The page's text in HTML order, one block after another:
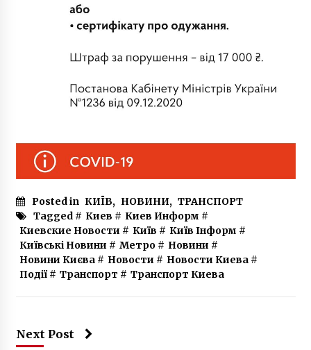
Posted in КИЇВ, НОВИНИ, ТРАНСПОРТ
Tagged # Киев # Киев Информ #
Киевские Новости # Київ # Київ Інформ #
Київські Новини # Метро# Новини #
Новини Києва# Новости # Новости Киева#
Події# Транспорт # Транспорт Киева
Next Post